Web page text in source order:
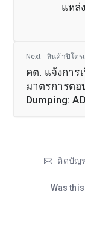
แหล่
Next - สินค้าปิโตร
คต. แจ้งการ
มาตรการต
Dumping:
ติดปัญ
Was